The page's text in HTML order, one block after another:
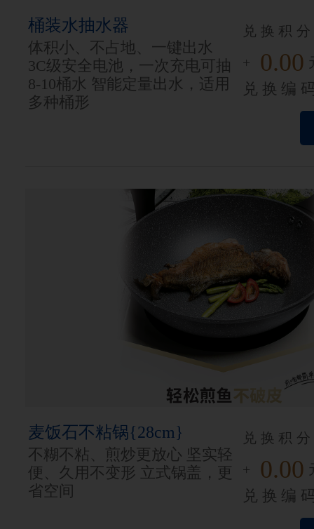
桶装水抽水器
体积小、不占地、一键出水
3C级安全电池，一次充电可抽
8-10桶水 智能定量出水，适用
多种桶形
兑换积
+ 0.00
兑换编
麦饭石不粘锅{28cm}
不糊不粘、煎炒更放心 坚实轻
便、久用不变形 立式锅盖，更
省空间
兑换积
+ 0.00
兑换编